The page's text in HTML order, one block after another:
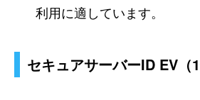
利用に適しています。
セキュアサーバーID EV（1